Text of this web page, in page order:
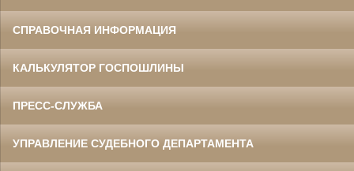
СПРАВОЧНАЯ ИНФОРМАЦИЯ
КАЛЬКУЛЯТОР ГОСПОШЛИНЫ
ПРЕСС-СЛУЖБА
УПРАВЛЕНИЕ СУДЕБНОГО ДЕПАРТАМЕНТА